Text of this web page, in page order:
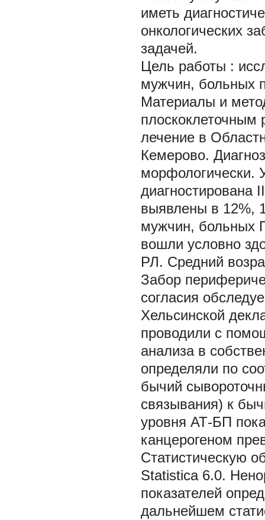
иметь
онкологических
задачей.
Цель работы :
мужчин, больных
Материалы и
плоскоклеточным
лечение в
Кемерово.
морфологически.
диагностирована
выявлены в 12%,
мужчин, больных
вошли условно
РЛ. Средний
Забор
согласия
Хельсинской
проводили с
анализа в
определяли по
бычий
связывания) к
уровня АТ-БП
канцерогеном
Статистическую
Statistica 6.0.
показателей
дальнейшем